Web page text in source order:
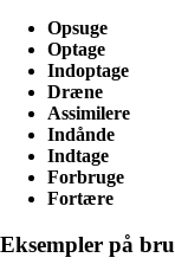
Opsuge
Optage
Indoptage
Dræne
Assimilere
Indånde
Indtage
Forbruge
Fortære
Eksempler på